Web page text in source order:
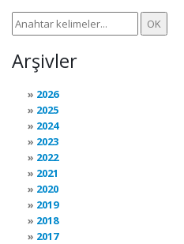
Arşivler
2026
2025
2024
2023
2022
2021
2020
2019
2018
2017